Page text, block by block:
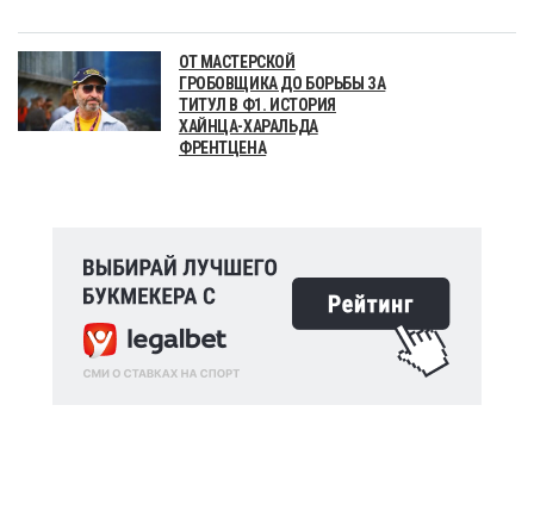
ОТ МАСТЕРСКОЙ
ГРОБОВЩИКА ДО БОРЬБЫ ЗА
ТИТУЛ В Ф1. ИСТОРИЯ
ХАЙНЦА-ХАРАЛЬДА
ФРЕНТЦЕНА